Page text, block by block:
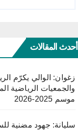
أحدث المقالات
زغوان: الوالي يكرّم
والجمعيات الرياضية
موسم 2025-2026
سليانة: جهود مضنية